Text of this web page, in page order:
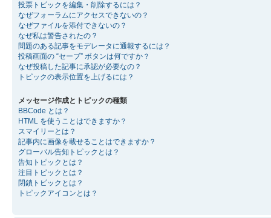
投票トピックを編集・削除するには？
なぜフォーラムにアクセスできないの？
なぜファイルを添付できないの？
なぜ私は警告されたの？
問題のある記事をモデレータに通報するには？
投稿画面の “セーブ” ボタンは何ですか？
なぜ投稿した記事に承認が必要なの？
トピックの表示位置を上げるには？
メッセージ作成とトピックの種類
BBCode とは？
HTML を使うことはできますか？
スマイリーとは？
記事内に画像を載せることはできますか？
グローバル告知トピックとは？
告知トピックとは？
注目トピックとは？
閉鎖トピックとは？
トピックアイコンとは？